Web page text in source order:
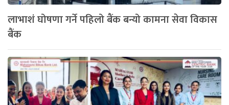
लाभाशं घोषणा गर्ने पहिलो बैंक बन्यो कामना सेवा विकास
बैंक